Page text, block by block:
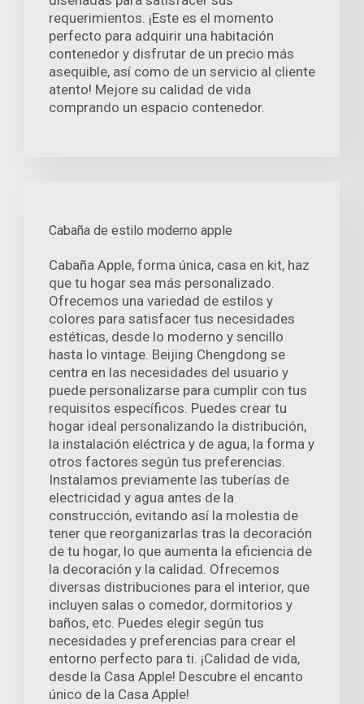
requerimientos. ¡Este es el momento
perfecto para adquirir una habitación
contenedor y disfrutar de un precio más
asequible, así como de un servicio al cliente
atento! Mejore su calidad de vida
comprando un espacio contenedor.
Cabaña de estilo moderno apple
Cabaña Apple, forma única, casa en kit, haz
que tu hogar sea más personalizado.
Ofrecemos una variedad de estilos y
colores para satisfacer tus necesidades
estéticas, desde lo moderno y sencillo
hasta lo vintage. Beijing Chengdong se
centra en las necesidades del usuario y
puede personalizarse para cumplir con tus
requisitos específicos. Puedes crear tu
hogar ideal personalizando la distribución,
la instalación eléctrica y de agua, la forma y
otros factores según tus preferencias.
Instalamos previamente las tuberías de
electricidad y agua antes de la
construcción, evitando así la molestia de
tener que reorganizarlas tras la decoración
de tu hogar, lo que aumenta la eficiencia de
la decoración y la calidad. Ofrecemos
diversas distribuciones para el interior, que
incluyen salas o comedor, dormitorios y
baños, etc. Puedes elegir según tus
necesidades y preferencias para crear el
entorno perfecto para ti. ¡Calidad de vida,
desde la Casa Apple! Descubre el encanto
único de la Casa Apple!